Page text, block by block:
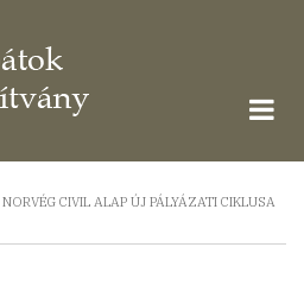
CIVIL ALAP ÚJ PÁLYÁZATI CIKLUSA